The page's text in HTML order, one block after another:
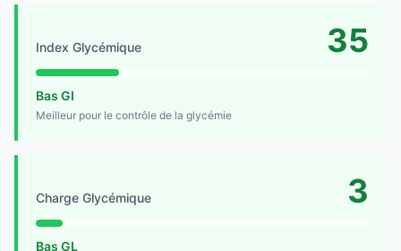
Index Glycémique 35
Bas GI
Meilleur pour le contrôle de la glycémie
Charge Glycémique 3
Bas GL